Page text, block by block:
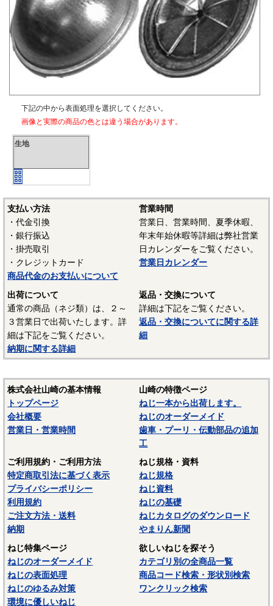
下記の中から表面処理を選択してください。
画像と実際の商品の色とは違う場合があります。
生地
支払い方法
・代金引換
・銀行振込
・掛売取引
・クレジットカード
商品代金のお支払いについて
営業時間
営業日、営業時間、夏季休暇、
年末年始休暇等詳細は弊社営業
日カレンダーをご覧ください。
営業日カレンダー
出荷について
通常の商品（ネジ類）は、２～
３営業日で出荷いたします。詳
細は下記をご覧ください。
納期に関する詳細
返品・交換について
詳細は下記をご覧ください。
返品・交換についてに関する詳
細
株式会社山崎の基本情報
トップページ
会社概要
営業日・営業時間
山崎の特徴ページ
ねじ一本から出荷します。
ねじのオーダーメイド
歯車・プーリ・伝動部品の追加
工
ご利用規約・ご利用方法
特定商取引法に基づく表示
プライバシーポリシー
利用規約
ご注文方法・送料
納期
ねじ規格・資料
ねじ規格
ねじ資料
ねじの基礎
ねじカタログのダウンロード
やまりん新聞
ねじ特集ページ
ねじのオーダーメイド
ねじの表面処理
ねじのゆるみ対策
環境に優しいねじ
欲しいねじを探そう
カテゴリ別の全商品一覧
商品コード検索・形状別検索
ワンクリック検索